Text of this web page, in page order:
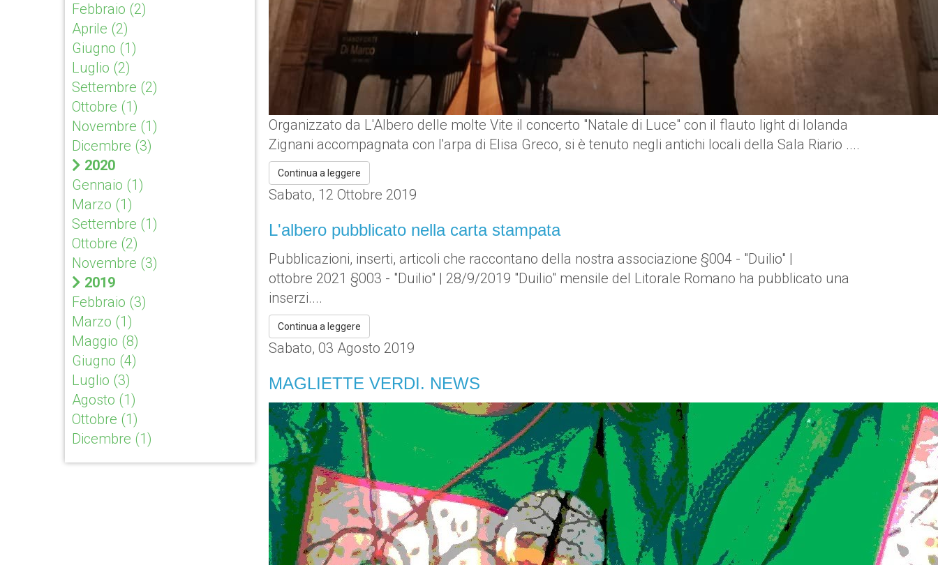
Febbraio (2)
Aprile (2)
Giugno (1)
Luglio (2)
Settembre (2)
Ottobre (1)
Novembre (1)
Dicembre (3)
2020
Gennaio (1)
Marzo (1)
Settembre (1)
Ottobre (2)
Novembre (3)
2019
Febbraio (3)
Marzo (1)
Maggio (8)
Giugno (4)
Luglio (3)
Agosto (1)
Ottobre (1)
Dicembre (1)
Organizzato da L'Albero delle molte Vite il concerto "Natale di Luce" con il flauto light di Iolanda
Zignani accompagnata con l'arpa di Elisa Greco, si è tenuto negli antichi locali della Sala Riario ....
Continua a leggere
Sabato, 12 Ottobre 2019
L'albero pubblicato nella carta stampata
Pubblicazioni, inserti, articoli che raccontano della nostra associazione §004 - "Duilio" |
ottobre 2021 §003 - "Duilio" | 28/9/2019 "Duilio" mensile del Litorale Romano ha pubblicato una
inserzi....
Continua a leggere
Sabato, 03 Agosto 2019
MAGLIETTE VERDI. NEWS